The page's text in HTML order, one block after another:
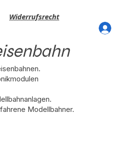
Widerrufsrecht
Modellbahner.